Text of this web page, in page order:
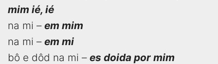
mim ié, ié
na mi – em mim
na mi – em mi
bô e dôd na mi – es doida por mim